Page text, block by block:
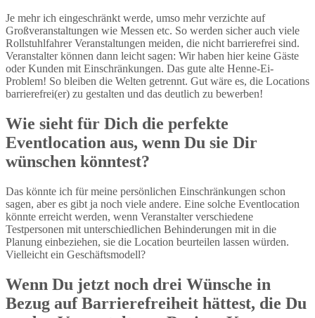
Je mehr ich eingeschränkt werde, umso mehr verzichte auf
Großveranstaltungen wie Messen etc. So werden sicher auch viele
Rollstuhlfahrer Veranstaltungen meiden, die nicht barrierefrei sind.
Veranstalter können dann leicht sagen: Wir haben hier keine Gäste
oder Kunden mit Einschränkungen. Das gute alte Henne-Ei-
Problem! So bleiben die Welten getrennt. Gut wäre es, die Locations
barrierefrei(er) zu gestalten und das deutlich zu bewerben!
Wie sieht für Dich die perfekte
Eventlocation aus, wenn Du sie Dir
wünschen könntest?
Das könnte ich für meine persönlichen Einschränkungen schon
sagen, aber es gibt ja noch viele andere. Eine solche Eventlocation
könnte erreicht werden, wenn Veranstalter verschiedene
Testpersonen mit unterschiedlichen Behinderungen mit in die
Planung einbeziehen, sie die Location beurteilen lassen würden.
Vielleicht ein Geschäftsmodell?
Wenn Du jetzt noch drei Wünsche in
Bezug auf Barrierefreiheit hättest, die Du